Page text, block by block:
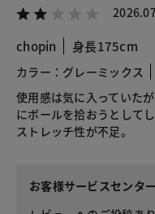
chopin 身長175cm
カラー：グレーミックス
使用感は気に入っていた
にボールを拾おうとして
ストレッチ性が不足。
お客様サービスセンタ